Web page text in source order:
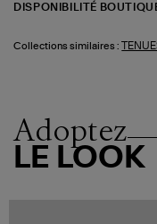
DISPONIBILITÉ
Collections similaires :
Adoptez
LE LOOK